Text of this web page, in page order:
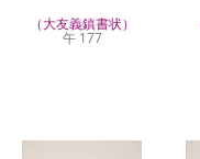
（大友義鎮書状）
午 177